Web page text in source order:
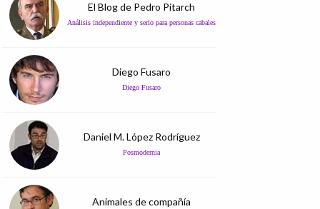
El Blog de Pedro Pitarch
Análisis independiente y serio para personas cabales
Diego Fusaro
Diego Fusaro
Daniel M. López Rodríguez
Posmodernia
Animales de compañía